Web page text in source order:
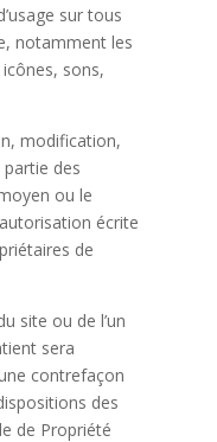
sur tous
notamment les
sons,
modification,
des
ou le
écrite
de
site ou de l’un
sera
contrefaçon
des
de Propriété